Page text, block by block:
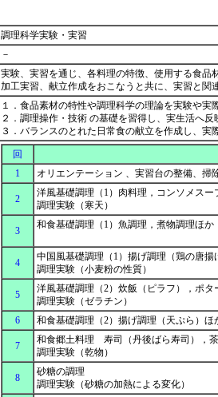
調理科学実験・実習
－
実験、実習を通じ、各料理の特徴、使用する食
加工実習、献立作成をおこなうと共に、実習と関
１．食品素材の特性や調理科学の理論を実験や実
２．調理操作・技術 の基礎を習得し、実生活へ反
３．バランスのとれた日常食の献立を作成し、実
回
1
オリエンテーション 、実習台の整備、掃
2
洋風基礎調理（1）肉料理，コンソメスー
調理実験（寒天）
3
和食基礎調理（1）魚調理，煮物調理ほか
4
中国風基礎調理（1）揚げ調理（鶏の唐揚
調理実験（小麦粉の性質）
5
洋風基礎調理（2）炊飯（ピラフ），ポタ
調理実験（ゼラチン）
6
和食基礎調理（2）揚げ調理（天ぷら）ほ
7
和食郷土料理 寿司（丹後ばら寿司），
調理実験（乾物）
8
砂糖の調理
調理実験（砂糖の加熱による変化）